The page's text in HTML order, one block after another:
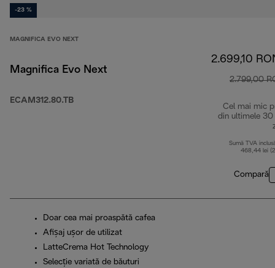
-23 %
MAGNIFICA EVO NEXT
Magnifica Evo Next
ECAM312.80.TB
2.699,10
2.799,00
Cel mai mic
din ultimele 30
Sumă TVA
468,44 lei
Compară
Doar cea mai proaspătă cafea
Afișaj ușor de utilizat
LatteCrema Hot Technology
Selecție variată de băuturi